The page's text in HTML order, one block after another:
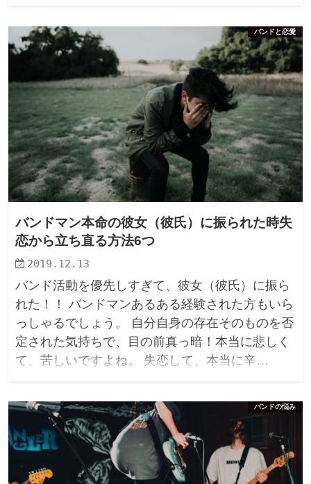
バンドと恋愛
バンドマン本命の彼女（彼氏）に振られた時失
恋から立ち直る方法6つ
2019.12.13
バンド活動を優先しすぎて、彼女（彼氏）に振ら
れた！！ バンドマンあるある経験された方もいら
っしゃるでしょう。 自分自身の存在そのものを否
定された気持ちで、目の前真っ暗！本当に悲しく
て、苦しいですよね。 失恋して、本当に辛…
バンドの悩み